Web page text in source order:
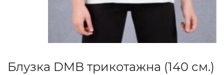
Блузка DMB трикотажна (140 см.)